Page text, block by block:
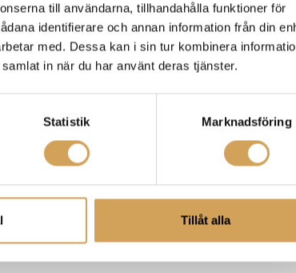
till användarna, tillhandahålla funktioner för
identifierare och annan information från din
med. Dessa kan i sin tur kombinera
in när du har använt deras tjänster.
Statistik Marknadsföring
Tillåt alla